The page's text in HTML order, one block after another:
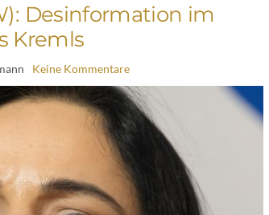
Desinformation im
Kremls
Keine Kommentare